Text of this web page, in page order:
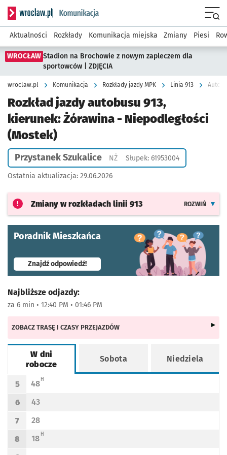
Serwis informacyjny wroclaw.pl podserwis: Komunikacja
Aktualności Rozkłady Komunikacja miejska Zmiany Piesi
WROCŁAW Stadion na Brochowie z nowym zapleczem dla
sportowców | ZDJĘCIA
wroclaw.pl Komunikacja Rozkłady jazdy MPK Linia 913
Rozkład jazdy autobusu 913,
kierunek: Żórawina - Niepodległości
(Mostek)
Przystanek Szukalice NŻPrzystanek na życzenie
Słupek: 61953004
Ostatnia aktualizacja: 29.06.2026
Zmiany w rozkładach linii 913 ROZWIŃ
Poradnik Mieszkańca
Znajdź odpowiedź!- otworzy się w nowej karcie
Najbliższe odjazdy:
za 6 min • 12:40 PM • 01:46 PM
ZOBACZ TRASĘ I CZASY PRZEJAZDÓW
W dni
robocze
Sobota Niedziela
Rozkład jazdy -
Godzina odjazdu
5
Odjazd
48
minut po godzinie 5
H
Godzina odjazdu
6
Odjazd
43
minut po godzinie 6
Godzina odjazdu
7
Odjazd
28
minut po godzinie 7
Godzina odjazdu
8
Odjazd
18
minut po godzinie 8
H